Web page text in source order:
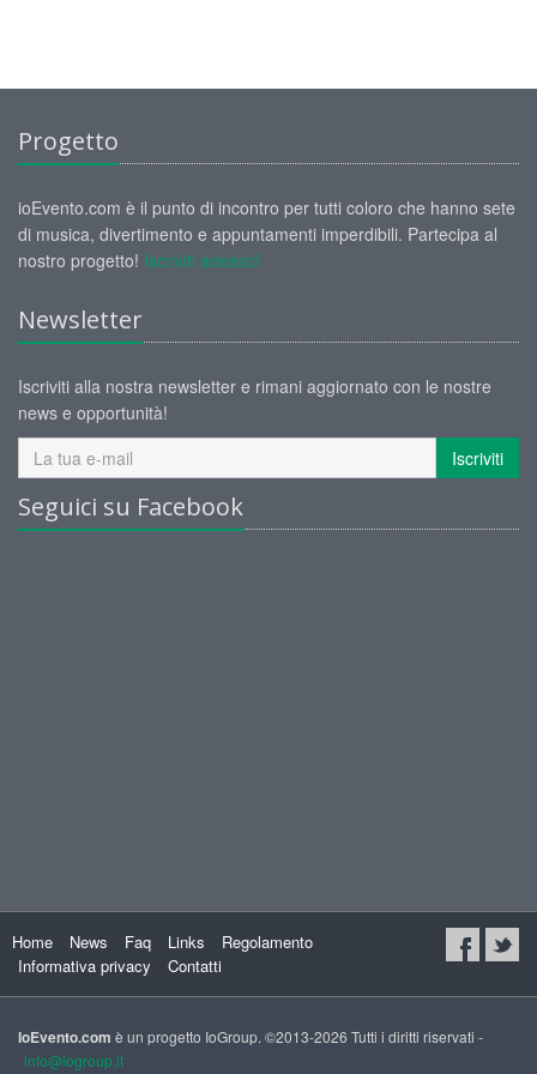
Progetto
ioEvento.com è il punto di incontro per tutti coloro che hanno sete
di musica, divertimento e appuntamenti imperdibili. Partecipa al
nostro progetto! Iscriviti adesso!
Newsletter
Iscriviti alla nostra newsletter e rimani aggiornato con le nostre
news e opportunità!
Iscriviti
Seguici su Facebook
Home News Faq Links
Regolamento
Informativa privacy
Contatti
IoEvento.com è un progetto IoGroup. ©2013-2026 Tutti i diritti riservati -
info@iogroup.it